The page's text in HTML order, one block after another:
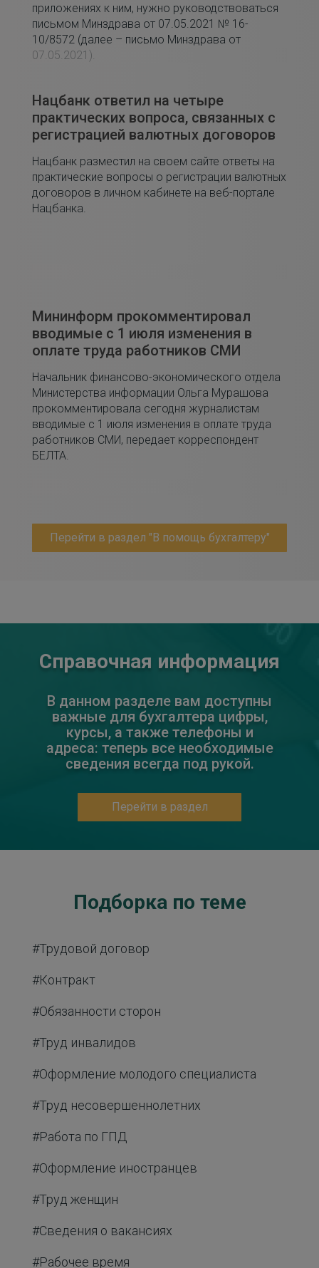
приложениях к ним, нужно руководствоваться
письмом Минздрава от 07.05.2021 № 16-
10/8572 (далее – письмо Минздрава от
07.05.2021).
Нацбанк ответил на четыре
практических вопроса, связанных с
регистрацией валютных договоров
Нацбанк разместил на своем сайте ответы на
практические вопросы о регистрации валютных
договоров в личном кабинете на веб-портале
Нацбанка.
Мининформ прокомментировал
вводимые с 1 июля изменения в
оплате труда работников СМИ
Начальник финансово-экономического отдела
Министерства информации Ольга Мурашова
прокомментировала сегодня журналистам
вводимые с 1 июля изменения в оплате труда
работников СМИ, передает корреспондент
БЕЛТА.
Перейти в раздел "В помощь бухгалтеру"
Справочная информация
В данном разделе вам доступны
важные для бухгалтера цифры,
курсы, а также телефоны и
адреса: теперь все необходимые
сведения всегда под рукой.
Перейти в раздел
Подборка по теме
#Трудовой договор
#Контракт
#Обязанности сторон
#Труд инвалидов
#Оформление молодого специалиста
#Труд несовершеннолетних
#Работа по ГПД
#Оформление иностранцев
#Труд женщин
#Сведения о вакансиях
#Рабочее время